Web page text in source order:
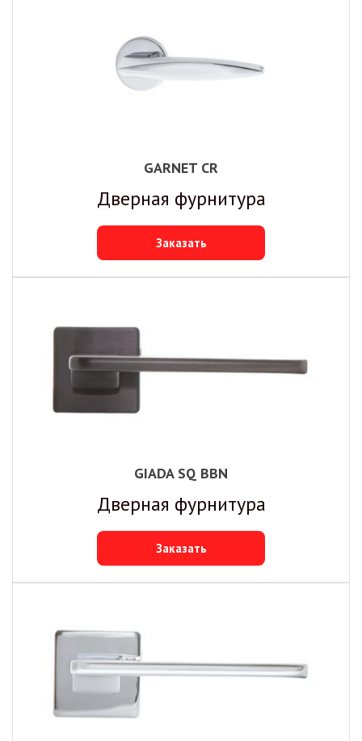
GARNET CR
Дверная фурнитура
Заказать
GIADA SQ BBN
Дверная фурнитура
Заказать